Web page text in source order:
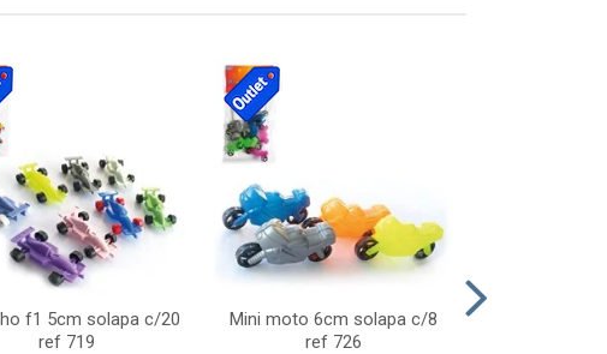
f1 5cm solapa c/20
ref 719
Mini moto 6cm solapa c/8
ref 726